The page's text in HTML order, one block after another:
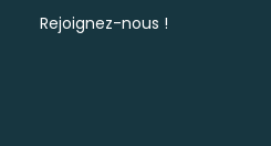
Rejoignez-nous !